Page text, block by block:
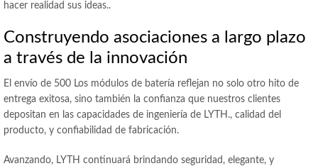
hacer realidad sus ideas..
Construyendo asociaciones a largo plazo
a través de la innovación
El envío de 500 Los módulos de batería reflejan no solo otro hito de
entrega exitosa, sino también la confianza que nuestros clientes
depositan en las capacidades de ingeniería de LYTH., calidad del
producto, y confiabilidad de fabricación.
Avanzando, LYTH continuará brindando seguridad, elegante, y